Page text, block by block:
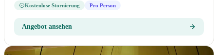
Kostenlose Stornierung Pro Person
Angebot ansehen